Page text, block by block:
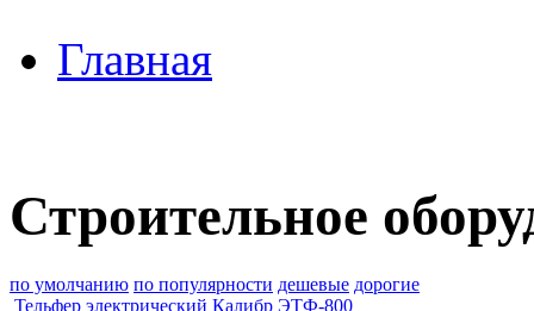
Главная
Строительное
по умолчанию по популярности дешевые дорогие
Тельфер электрический Калибр ЭТФ-800